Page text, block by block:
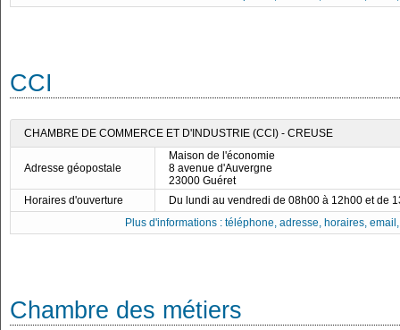
CCI
CHAMBRE DE COMMERCE ET D'INDUSTRIE (CCI) - CREUSE
Adresse géopostale
Maison de l'économie
8 avenue d'Auvergne
23000 Guéret
Horaires d'ouverture
Du lundi au vendredi de 08h00 à 12h00 et de
Plus d'informations : téléphone, adresse, horaires,
Chambre des métiers